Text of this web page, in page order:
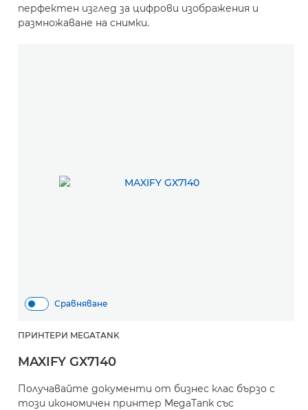
перфектен изглед за цифрови изображения и
размножаване на снимки.
Сравняване
ПРИНТЕРИ MEGATANK
MAXIFY GX7140
Получавайте документи от бизнес клас бързо с
този икономичен принтер MegaTank със